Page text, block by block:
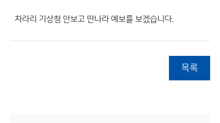
차라리 기상청 안보고 딴나라 예보를 보겠습니다.
목록